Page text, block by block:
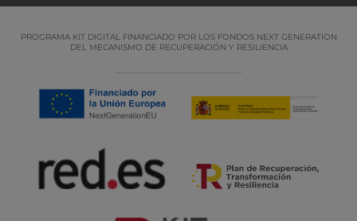
PROGRAMA KIT DIGITAL FINANCIADO POR LOS FONDOS NEXT GENERATION
DEL MECANISMO DE RECUPERACIÓN Y RESILIENCIA